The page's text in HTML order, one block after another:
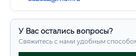
У Вас остались вопросы?
Свяжитесь с нами удобным